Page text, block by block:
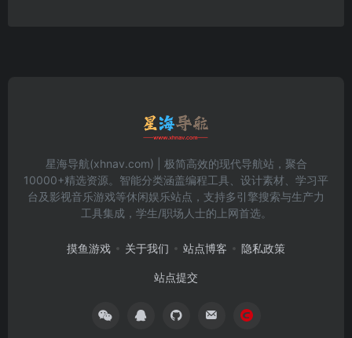
星海导航(xhnav.com) | 极简高效的现代导航站，聚合
10000+精选资源。智能分类涵盖编程工具、设计素材、学习平
台及影视音乐游戏等休闲娱乐站点，支持多引擎搜索与生产力
工具集成，学生/职场人士的上网首选。
摸鱼游戏 关于我们 站点博客 隐私政策
站点提交